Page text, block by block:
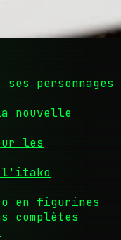
personnages
nouvelle
les
l'itako
en figurines
complètes